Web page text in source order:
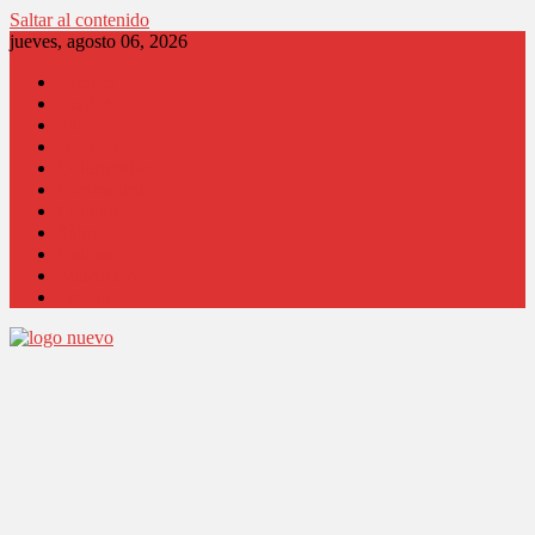
Saltar al contenido
jueves, agosto 06, 2026